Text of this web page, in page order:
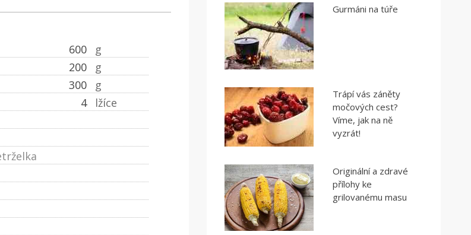
600 g
200 g
300
g
4
lžíce
Gurmáni na túře
Trápí vás záněty
močových cest?
Víme, jak na ně
vyzrát!
Originální a zdravé
přílohy ke
grilovanému masu